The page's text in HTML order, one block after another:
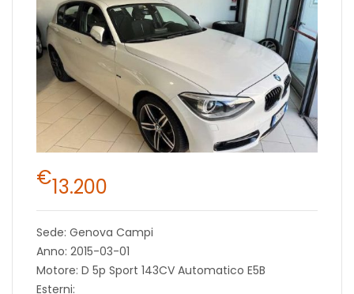
€13.200
Sede: Genova Campi
Anno: 2015-03-01
Motore: D 5p Sport 143CV Automatico E5B
Esterni: